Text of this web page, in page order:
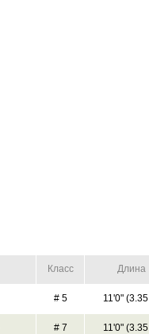
Класс Длина
# 5 11'0"
# 7 11'0"